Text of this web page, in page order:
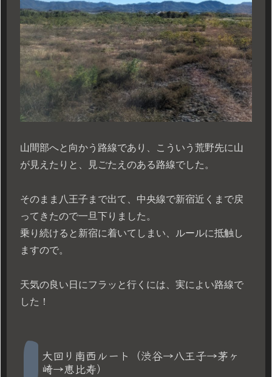
山間部へと向かう路線であり、こういう荒野先に山
が見えたりと、見ごたえのある路線でした。
そのまま八王子まで出て、中央線で新宿近くまで戻
ってきたので一旦下りました。
乗り続けると新宿に着いてしまい、ルールに抵触し
ますので。
天気の良い日にフラッと行くには、実によい路線で
した！
大回り南西ルート（渋谷→八王子→茅ヶ
崎→恵比寿）